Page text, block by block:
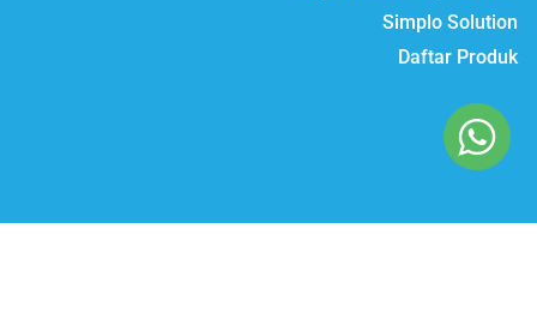
Simplo Solution
Daftar Produk